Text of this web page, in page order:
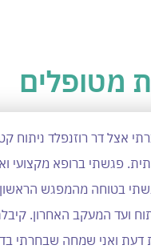
מטופלים
אצל דר רוזנפלד ניתוח
פגשתי ברופא מקצועי
בטוחה מהמפגש
ועד המעקב האחרון.
דעת ואני שמחה שבחרתי